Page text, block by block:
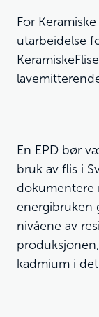
For
utarbeidelse
En EPD bør
bruk av flis i
dokumentere
energibruken
nivåene av
kadmium i